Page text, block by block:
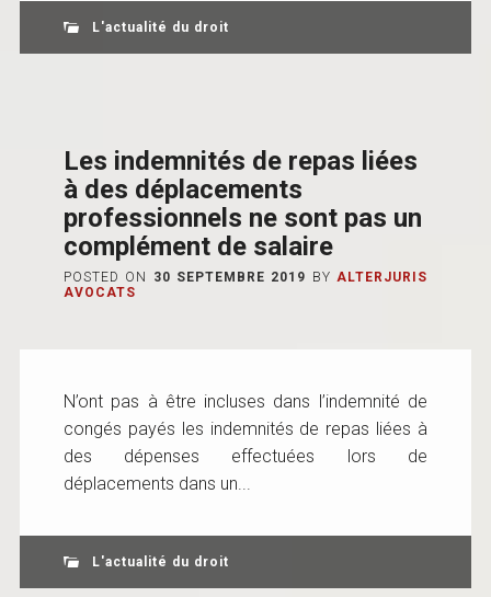
L'actualité du droit
Les indemnités de repas liées
à des déplacements
professionnels ne sont pas un
complément de salaire
POSTED ON 30 SEPTEMBRE 2019 BY ALTERJURIS
AVOCATS
N’ont pas à être incluses dans l’indemnité de
congés payés les indemnités de repas liées à
des dépenses effectuées lors de
déplacements dans un...
L'actualité du droit